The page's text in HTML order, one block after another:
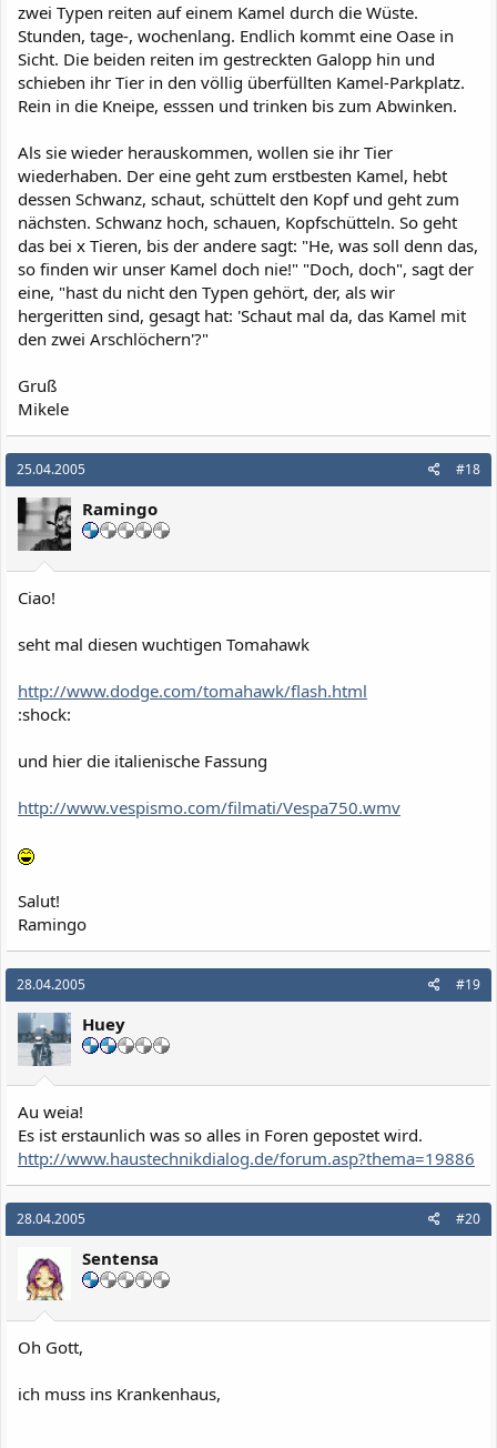
zwei Typen reiten auf einem Kamel durch die Wüste.
Stunden, tage-, wochenlang. Endlich kommt eine Oase in
Sicht. Die beiden reiten im gestreckten Galopp hin und
schieben ihr Tier in den völlig überfüllten Kamel-Parkplatz.
Rein in die Kneipe, esssen und trinken bis zum Abwinken.
Als sie wieder herauskommen, wollen sie ihr Tier
wiederhaben. Der eine geht zum erstbesten Kamel, hebt
dessen Schwanz, schaut, schüttelt den Kopf und geht zum
nächsten. Schwanz hoch, schauen, Kopfschütteln. So geht
das bei x Tieren, bis der andere sagt: "He, was soll denn das,
so finden wir unser Kamel doch nie!" "Doch, doch", sagt der
eine, "hast du nicht den Typen gehört, der, als wir
hergeritten sind, gesagt hat: 'Schaut mal da, das Kamel mit
den zwei Arschlöchern'?"
Gruß
Mikele
25.04.2005 #18
Ramingo
Ciao!
seht mal diesen wuchtigen Tomahawk
http://www.dodge.com/tomahawk/flash.html
:shock:
und hier die italienische Fassung
http://www.vespismo.com/filmati/Vespa750.wmv
Salut!
Ramingo
28.04.2005 #19
Huey
Au weia!
Es ist erstaunlich was so alles in Foren gepostet wird.
http://www.haustechnikdialog.de/forum.asp?thema=19886
28.04.2005 #20
Sentensa
Oh Gott,
ich muss ins Krankenhaus,